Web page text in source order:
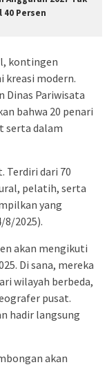
Persen
kontingen
kreasi modern.
Dinas Pariwisata
bahwa 20 penari
serta dalam
Terdiri dari 70
pelatih, serta
yang
8/2025).
akan mengikuti
Di sana, mereka
wilayah berbeda,
pusat.
hadir langsung
akan